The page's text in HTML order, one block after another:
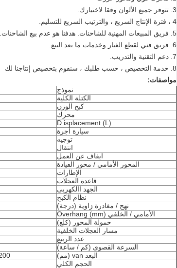
3: تتوفر جميع الألوان وفقا لاختيارك.
4 ، فترة الإنتاج السريع ، والترتيب السريع للتسليم.
5. فريق المبيعات المهنية للشاحنات. هدفنا هو عدم بيع الشاحنات. نساعد العملاء على اختيار أفضل الشاحنات المناسبة حسب حالة العميل.
6. فريق فني لقطع الغيار وخدمات ما بعد البيع.
7. دعم التقنية والتدريب.
8. خدمة التخصيص ، حسب طلبك ، سنقوم بتخصيص إنتاجنا لك
مواصفات:
نموذج
الكتلة الكلية
كبح الوزن
محرك
D isplacement (L)
سيارة أجرة
توجيه
انتقال
ايقاف عن العمل
المحور الأمامي / محور القيادة
الإطارات
قاعدة العجلات
الجهد االكهربى
نظام الكبح
نهج / مغادرة زاوية (درجة)
الأمامي / الخلفي Overhang (mm)
حمولة المحور (كلغ)
مسار العجلات الخلفية
عدد الربيع
السرعة القصوى (كم / ساعة)
البعد van (مم)
* 400
الحجم الكلي